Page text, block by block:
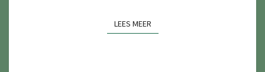
LEES MEERLEES MEER